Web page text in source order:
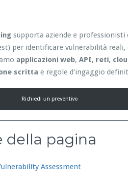
supporta aziende e
per identificare vulnerabilità
applicazioni web, API, reti,
scritta e regole d’ingaggio
Richiedi un preventivo
della pagina
Assessment